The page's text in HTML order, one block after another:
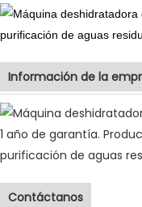
Información de la
Contáctanos